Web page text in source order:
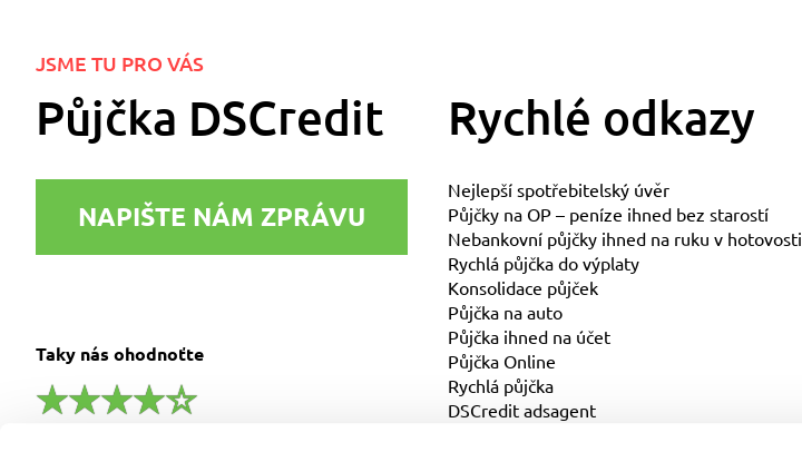
JSME TU PRO VÁS
Půjčka DSCredit
NAPIŠTE NÁM ZPRÁVU
Taky nás ohodnoťte
Rychlé odkazy
Nejlepší spotřebitelský úvěr
Půjčky na OP – peníze ihned bez starostí
Nebankovní půjčky ihned na ruku v hotovosti
Rychlá půjčka do výplaty
Konsolidace půjček
Půjčka na auto
Půjčka ihned na účet
Půjčka Online
Rychlá půjčka
DSCredit adsagent